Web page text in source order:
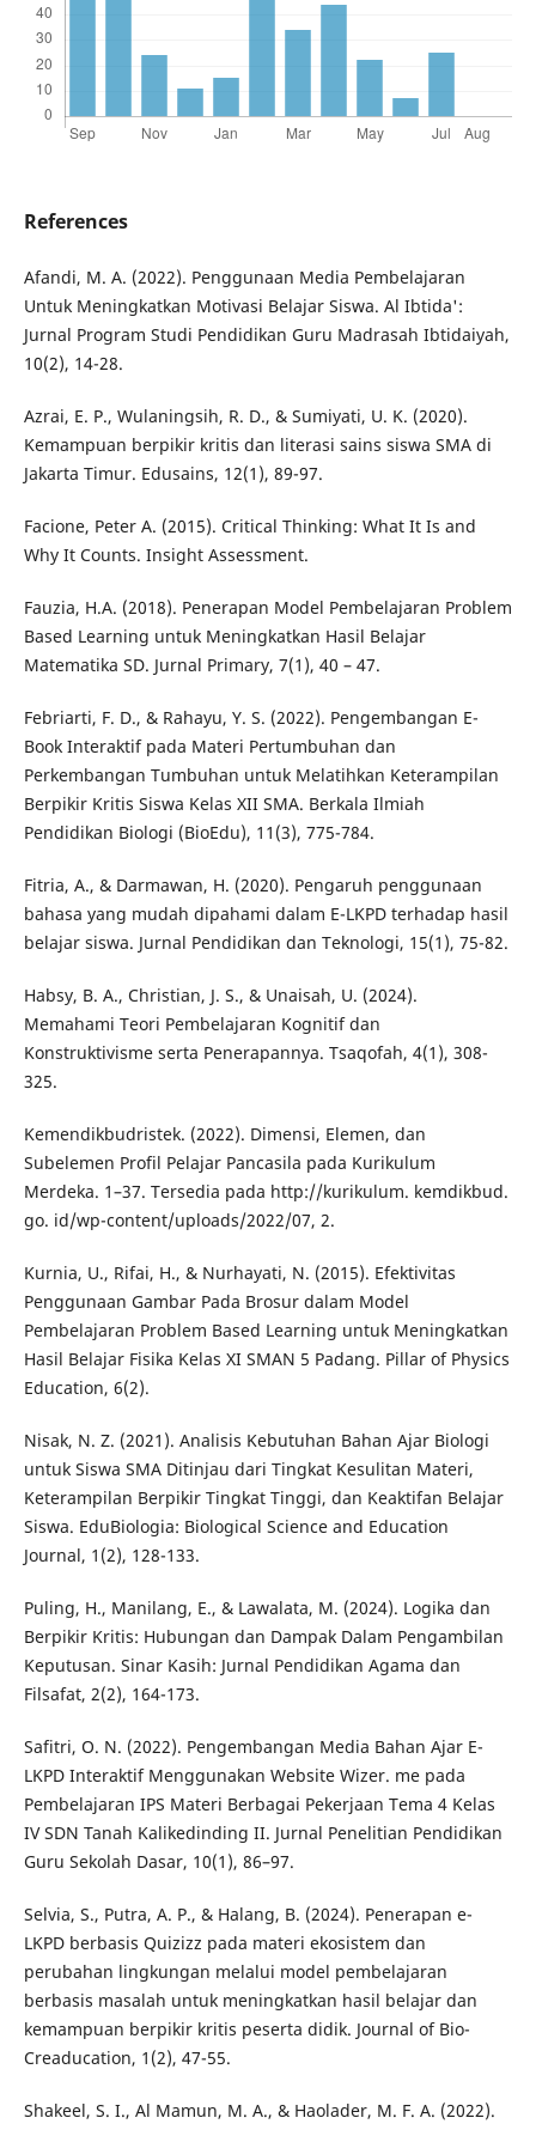
References
Afandi, M. A. (2022). Penggunaan Media Pembelajaran
Untuk Meningkatkan Motivasi Belajar Siswa. Al Ibtida':
Jurnal Program Studi Pendidikan Guru Madrasah Ibtidaiyah,
10(2), 14-28.
Azrai, E. P., Wulaningsih, R. D., & Sumiyati, U. K. (2020).
Kemampuan berpikir kritis dan literasi sains siswa SMA di
Jakarta Timur. Edusains, 12(1), 89-97.
Facione, Peter A. (2015). Critical Thinking: What It Is and
Why It Counts. Insight Assessment.
Fauzia, H.A. (2018). Penerapan Model Pembelajaran Problem
Based Learning untuk Meningkatkan Hasil Belajar
Matematika SD. Jurnal Primary, 7(1), 40 – 47.
Febriarti, F. D., & Rahayu, Y. S. (2022). Pengembangan E-
Book Interaktif pada Materi Pertumbuhan dan
Perkembangan Tumbuhan untuk Melatihkan Keterampilan
Berpikir Kritis Siswa Kelas XII SMA. Berkala Ilmiah
Pendidikan Biologi (BioEdu), 11(3), 775-784.
Fitria, A., & Darmawan, H. (2020). Pengaruh penggunaan
bahasa yang mudah dipahami dalam E-LKPD terhadap hasil
belajar siswa. Jurnal Pendidikan dan Teknologi, 15(1), 75-82.
Habsy, B. A., Christian, J. S., & Unaisah, U. (2024).
Memahami Teori Pembelajaran Kognitif dan
Konstruktivisme serta Penerapannya. Tsaqofah, 4(1), 308-
325.
Kemendikbudristek. (2022). Dimensi, Elemen, dan
Subelemen Profil Pelajar Pancasila pada Kurikulum
Merdeka. 1–37. Tersedia pada http://kurikulum. kemdikbud.
go. id/wp-content/uploads/2022/07, 2.
Kurnia, U., Rifai, H., & Nurhayati, N. (2015). Efektivitas
Penggunaan Gambar Pada Brosur dalam Model
Pembelajaran Problem Based Learning untuk Meningkatkan
Hasil Belajar Fisika Kelas XI SMAN 5 Padang. Pillar of Physics
Education, 6(2).
Nisak, N. Z. (2021). Analisis Kebutuhan Bahan Ajar Biologi
untuk Siswa SMA Ditinjau dari Tingkat Kesulitan Materi,
Keterampilan Berpikir Tingkat Tinggi, dan Keaktifan Belajar
Siswa. EduBiologia: Biological Science and Education
Journal, 1(2), 128-133.
Puling, H., Manilang, E., & Lawalata, M. (2024). Logika dan
Berpikir Kritis: Hubungan dan Dampak Dalam Pengambilan
Keputusan. Sinar Kasih: Jurnal Pendidikan Agama dan
Filsafat, 2(2), 164-173.
Safitri, O. N. (2022). Pengembangan Media Bahan Ajar E-
LKPD Interaktif Menggunakan Website Wizer. me pada
Pembelajaran IPS Materi Berbagai Pekerjaan Tema 4 Kelas
IV SDN Tanah Kalikedinding II. Jurnal Penelitian Pendidikan
Guru Sekolah Dasar, 10(1), 86–97.
Selvia, S., Putra, A. P., & Halang, B. (2024). Penerapan e-
LKPD berbasis Quizizz pada materi ekosistem dan
perubahan lingkungan melalui model pembelajaran
berbasis masalah untuk meningkatkan hasil belajar dan
kemampuan berpikir kritis peserta didik. Journal of Bio-
Creaducation, 1(2), 47-55.
Shakeel, S. I., Al Mamun, M. A., & Haolader, M. F. A. (2022).